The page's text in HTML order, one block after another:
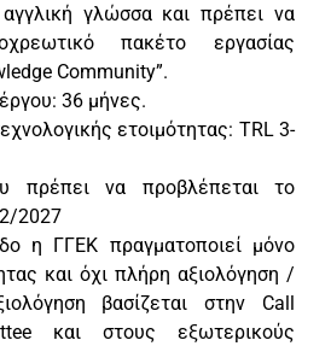
γλώσσα και πρέπει να
πακέτο εργασίας
Community”.
36 μήνες.
ετοιμότητας: TRL 3-
πρέπει να προβλέπεται το
2027
η ΓΓΕΚ πραγματοποιεί μόνο
και όχι πλήρη αξιολόγηση /
βασίζεται στην Call
και στους εξωτερικούς